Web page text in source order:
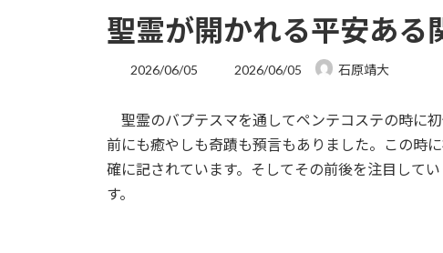
聖霊が開かれる平安ある
2026/06/05
最
新
日
時
:
2026/06/05 石原靖大
聖霊のバプテスマを通してペンテコステの時に
前にも癒やしも奇蹟も預言もありました。この時
確に記されています。そしてその前後を注目して
す。